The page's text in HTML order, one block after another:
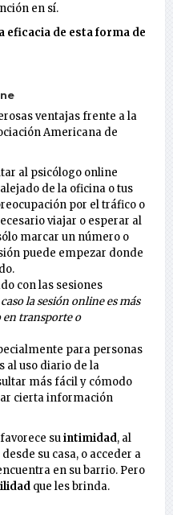
en sí.
eficacia de esta forma de
ventajas frente a la
Americana de
al psicólogo online
de la oficina o tus
por el tráfico o
viajar o esperar al
marcar un número o
puede empezar donde
con las sesiones
la sesión online es más
en transporte o
para personas
al uso diario de la
más fácil y cómodo
cierta información
suintimidad, al
su casa, o acceder a
en su barrio. Pero
que les brinda.